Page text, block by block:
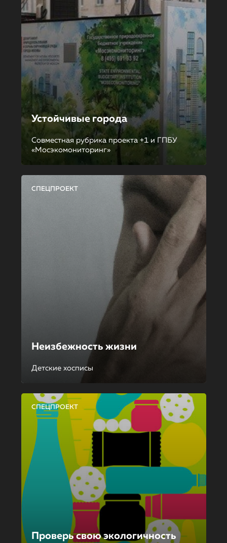
Устойчивые города
Совместная рубрика проекта +1 и ГПБУ
«Мосэкомониторинг»
СПЕЦПРОЕКТ
Неизбежность жизни
Детские хосписы
СПЕЦПРОЕКТ
Проверь свою экологичность